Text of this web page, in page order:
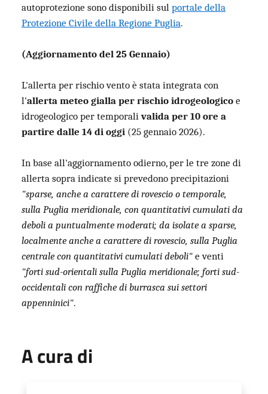
autoprotezione sono disponibili sul portale della
Protezione Civile della Regione Puglia.
(Aggiornamento del 25 Gennaio)
L'allerta per rischio vento è stata integrata con
l'allerta meteo gialla per rischio idrogeologico e
idrogeologico per temporalivalida per 10 ore a
partire dalle 14 di oggi (25 gennaio 2026).
In base all'aggiornamento odierno, per le tre zone di
allerta sopra indicate si prevedono precipitazioni
"sparse, anche a carattere di rovescio o temporale,
sulla Puglia meridionale, con quantitativi cumulati da
deboli a puntualmente moderati; da isolate a sparse,
localmente anche a carattere di rovescio, sulla Puglia
centrale con quantitativi cumulati deboli" e venti
"forti sud-orientali sulla Puglia meridionale; forti sud-
occidentali con raffiche di burrasca sui settori
appenninici".
A cura di